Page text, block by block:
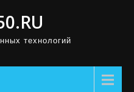
технологий